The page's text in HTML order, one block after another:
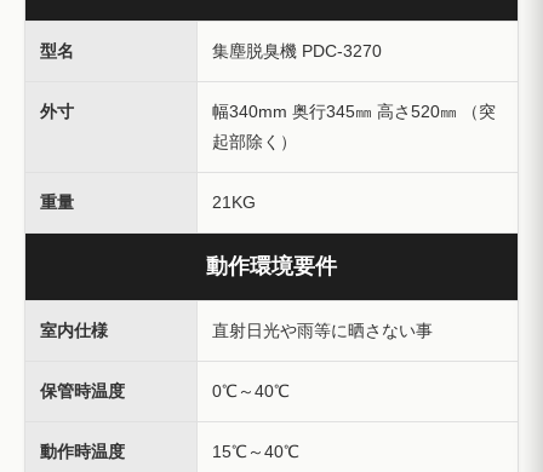
型名 集塵脱臭機 PDC-3270
外寸
幅340mm 奥行345㎜ 高さ520㎜ （突
起部除く）
重量 21KG
動作環境要件
室内仕様 直射日光や雨等に晒さない事
保管時温度 0℃～40℃
動作時温度 15℃～40℃